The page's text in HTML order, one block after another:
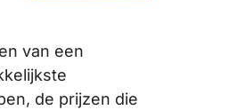
van een
de prijzen die